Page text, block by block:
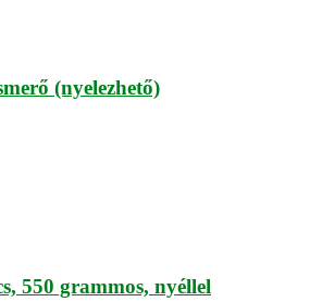
(nyelezhető)
550 grammos, nyéllel